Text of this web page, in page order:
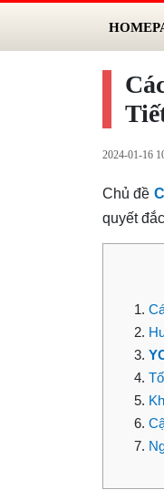
2024-01-16
Chủ đề
quyết